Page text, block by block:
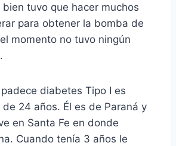
bien tuvo que hacer muchos
para obtener la bomba de
momento no tuvo ningún
diabetes Tipo I es
de 24 años. Él es de Paraná y
en Santa Fe en donde
Cuando tenía 3 años le